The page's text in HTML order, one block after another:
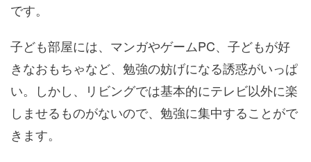
です。
子ども部屋には、マンガやゲームPC、子どもが好
きなおもちゃなど、勉強の妨げになる誘惑がいっぱ
い。しかし、リビングでは基本的にテレビ以外に楽
しませるものがないので、勉強に集中することがで
きます。